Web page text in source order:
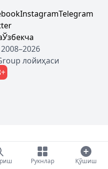
InstagramTelegram
Ўзбекча
лойиҳаси
Рукнлар Қўшиш